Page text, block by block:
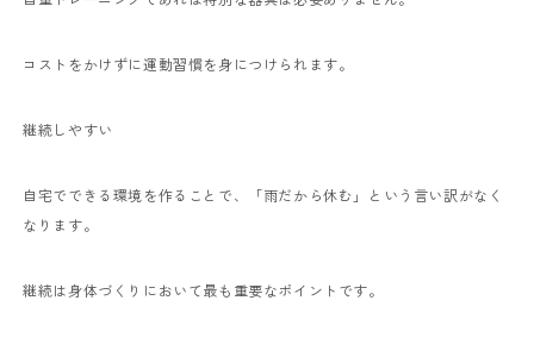
コストをかけずに運動習慣を身につけられます。
継続しやすい
自宅でできる環境を作ることで、「雨だから休む」という言い訳がなく
なります。
継続は身体づくりにおいて最も重要なポイントです。